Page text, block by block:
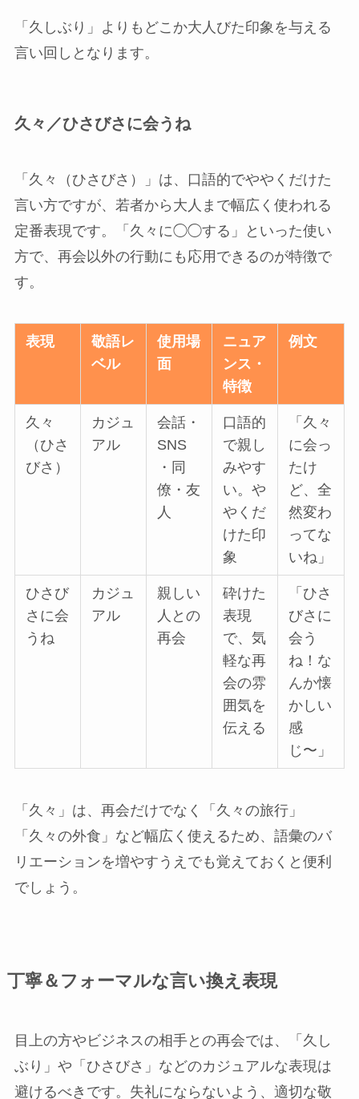
「久しぶり」よりもどこか大人びた印象を与える
言い回しとなります。
久々／ひさびさに会うね
「久々（ひさびさ）」は、口語的でややくだけた
言い方ですが、若者から大人まで幅広く使われる
定番表現です。「久々に◯◯する」といった使い
方で、再会以外の行動にも応用できるのが特徴で
す。
表現
敬語レ
ベル
使用場
面
ニュア
ンス・
特徴
例文
久々
（ひさ
びさ）
カジュ
アル
会話・
SNS
・同
僚・友
人
口語的
で親し
みやす
い。や
やくだ
けた印
象
「久々
に会っ
たけ
ど、全
然変わ
ってな
いね」
ひさび
さに会
うね
カジュ
アル
親しい
人との
再会
砕けた
表現
で、気
軽な再
会の雰
囲気を
伝える
「ひさ
びさに
会う
ね！な
んか懐
かしい
感
じ〜」
「久々」は、再会だけでなく「久々の旅行」
「久々の外食」など幅広く使えるため、語彙のバ
リエーションを増やすうえでも覚えておくと便利
でしょう。
丁寧＆フォーマルな言い換え表現
目上の方やビジネスの相手との再会では、「久し
ぶり」や「ひさびさ」などのカジュアルな表現は
避けるべきです。失礼にならないよう、適切な敬